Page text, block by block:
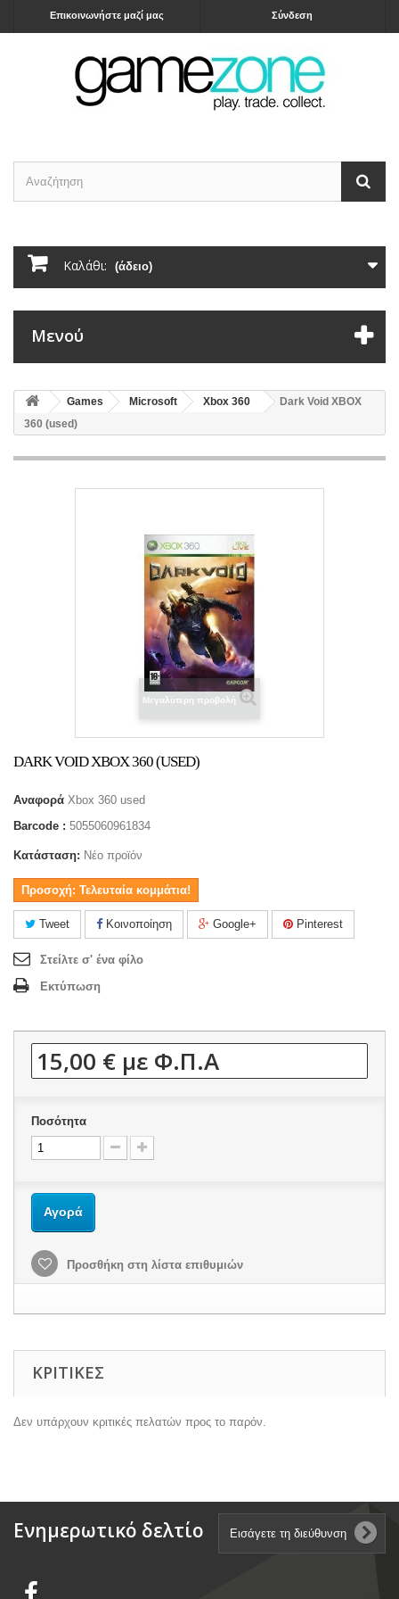
Σύνδεση
Επικοινωνήστε μαζί μας
Καλάθι: (άδειο)
Μενού
Games Microsoft Xbox 360
Dark Void XBOX
360 (used)
Μεγαλύτερη προβολή
DARK VOID XBOX 360 (USED)
Αναφορά Xbox 360 used
Barcode : 5055060961834
Κατάσταση: Νέο προϊόν
Προσοχή: Τελευταία κομμάτια!
Tweet Κοινοποίηση Google+ Pinterest
Στείλτε σ' ένα φίλο
Εκτύπωση
15,00 € με Φ.Π.Α
Ποσότητα
Αγορά
Προσθήκη στη λίστα επιθυμιών
ΚΡΙΤΙΚΈΣ
Δεν υπάρχουν κριτικές πελατών προς το παρόν.
Ενημερωτικό δελτίο